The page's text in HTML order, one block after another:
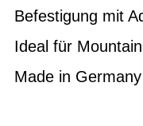
Befestigung mit
Ideal für
Made in Germany